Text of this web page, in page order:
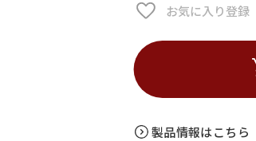
お気に入り登録
製品情報はこちら